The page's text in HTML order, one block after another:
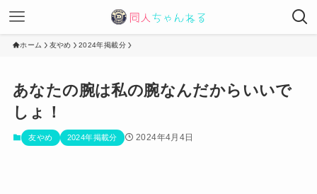
ホーム 友やめ 2024年掲載分
あなたの腕は私の腕なんだからいいで
しょ！
友やめ 2024年掲載分 2024年4月4日